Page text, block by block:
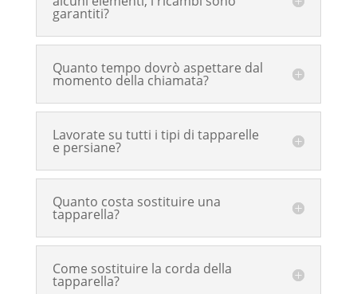
garantiti?
Quanto tempo dovrò aspettare dal
momento della chiamata?
Lavorate su tutti i tipi di tapparelle
e persiane?
Quanto costa sostituire una
tapparella?
Come sostituire la corda della
tapparella?